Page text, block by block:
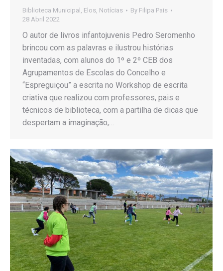
Biblioteca Municipal Elos Notícias By Filipa Pais
28 Abril 2022
O autor de livros infantojuvenis Pedro Seromenho
brincou com as palavras e ilustrou histórias
inventadas, com alunos do 1º e 2º CEB dos
Agrupamentos de Escolas do Concelho e
“Espreguiçou” a escrita no Workshop de escrita
criativa que realizou com professores, pais e
técnicos de biblioteca, com a partilha de dicas que
despertam a imaginação,…